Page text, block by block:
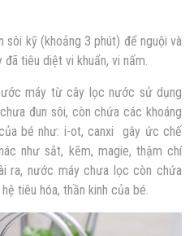
sôi kỹ (khoảng 3 phút) để nguội và
tiêu diệt vi khuẩn, vi nấm.
máy từ cây lọc nước sử dụng
đun sôi, còn chứa các khoáng
bé như: i-ot, canxi
gây ức chế
như sắt, kẽm, magie, thậm chí
ra, nước máy chưa lọc còn chứa
tiêu hóa, thần kinh của bé.